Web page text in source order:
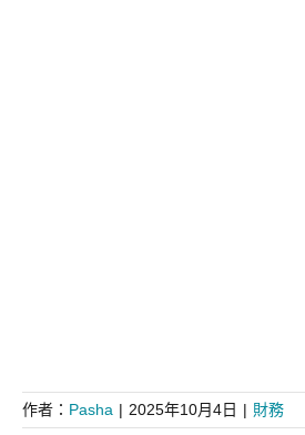
作者： Pasha | 2025年10月4日 | 財務